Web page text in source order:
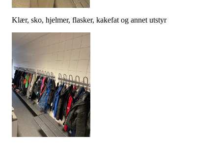
Klær, sko, hjelmer, flasker, kakefat og annet utstyr